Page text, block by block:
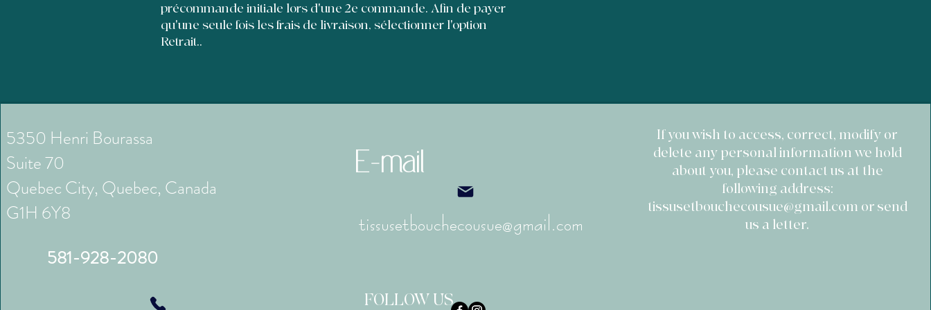
précommande initiale lors d'une 2e commande. Afin de payer
qu'une seule fois les frais de livraison, sélectionner l'option
Retrait..
5350 Henri Bourassa
Suite 70
Quebec City, Quebec, Canada
G1H 6Y8
581-928-2080
E-mail
tissusetbouchecousue@gmail.com
FOLLOW US
​If you wish to access, correct, modify or
delete any personal information we hold
about you, please contact us at the
following address:
tissusetbouchecousue@gmail.com or send
us a letter.